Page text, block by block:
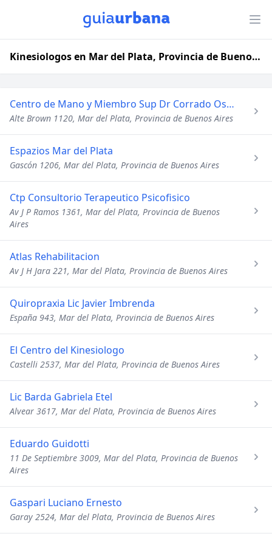
Kinesiologos en Mar del Plata, Provincia de Buenos Aires
Centro de Mano y Miembro Sup Dr Corrado Oscar a
Alte Brown 1120, Mar del Plata, Provincia de Buenos Aires
Espazios Mar del Plata
Gascón 1206, Mar del Plata, Provincia de Buenos Aires
Ctp Consultorio Terapeutico Psicofisico
Av J P Ramos 1361, Mar del Plata, Provincia de Buenos
Aires
Atlas Rehabilitacion
Av J H Jara 221, Mar del Plata, Provincia de Buenos Aires
Quiropraxia Lic Javier Imbrenda
España 943, Mar del Plata, Provincia de Buenos Aires
El Centro del Kinesiologo
Castelli 2537, Mar del Plata, Provincia de Buenos Aires
Lic Barda Gabriela Etel
Alvear 3617, Mar del Plata, Provincia de Buenos Aires
Eduardo Guidotti
11 De Septiembre 3009, Mar del Plata, Provincia de Buenos
Aires
Gaspari Luciano Ernesto
Garay 2524, Mar del Plata, Provincia de Buenos Aires